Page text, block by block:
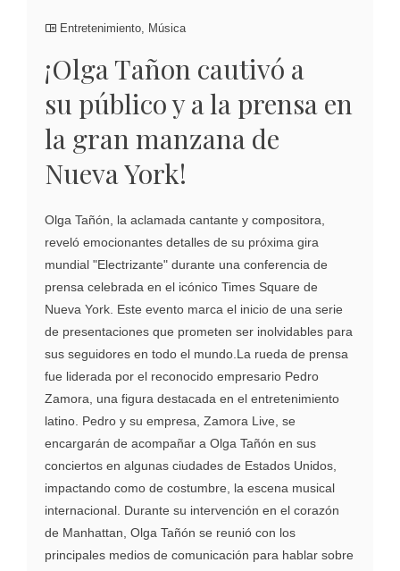
Entretenimiento Música
¡Olga Tañon cautivó a
su público y a la prensa en
la gran manzana de
Nueva York!
Olga Tañón, la aclamada cantante y compositora,
reveló emocionantes detalles de su próxima gira
mundial "Electrizante" durante una conferencia de
prensa celebrada en el icónico Times Square de
Nueva York. Este evento marca el inicio de una serie
de presentaciones que prometen ser inolvidables para
sus seguidores en todo el mundo.La rueda de prensa
fue liderada por el reconocido empresario Pedro
Zamora, una figura destacada en el entretenimiento
latino. Pedro y su empresa, Zamora Live, se
encargarán de acompañar a Olga Tañón en sus
conciertos en algunas ciudades de Estados Unidos,
impactando como de costumbre, la escena musical
internacional. Durante su intervención en el corazón
de Manhattan, Olga Tañón se reunió con los
principales medios de comunicación para hablar sobre